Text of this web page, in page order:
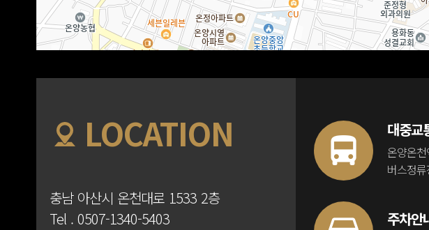
LOCATION
충남 아산시 온천대로 1533 2층
Tel . 0507-1340-5403
대중교
온양온
버스정
주차안